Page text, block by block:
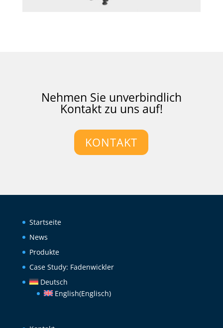
Nehmen Sie unverbindlich
Kontakt zu uns auf!
KONTAKT
Startseite
News
Produkte
Case Study: Fadenwickler
Deutsch
English(Englisch)